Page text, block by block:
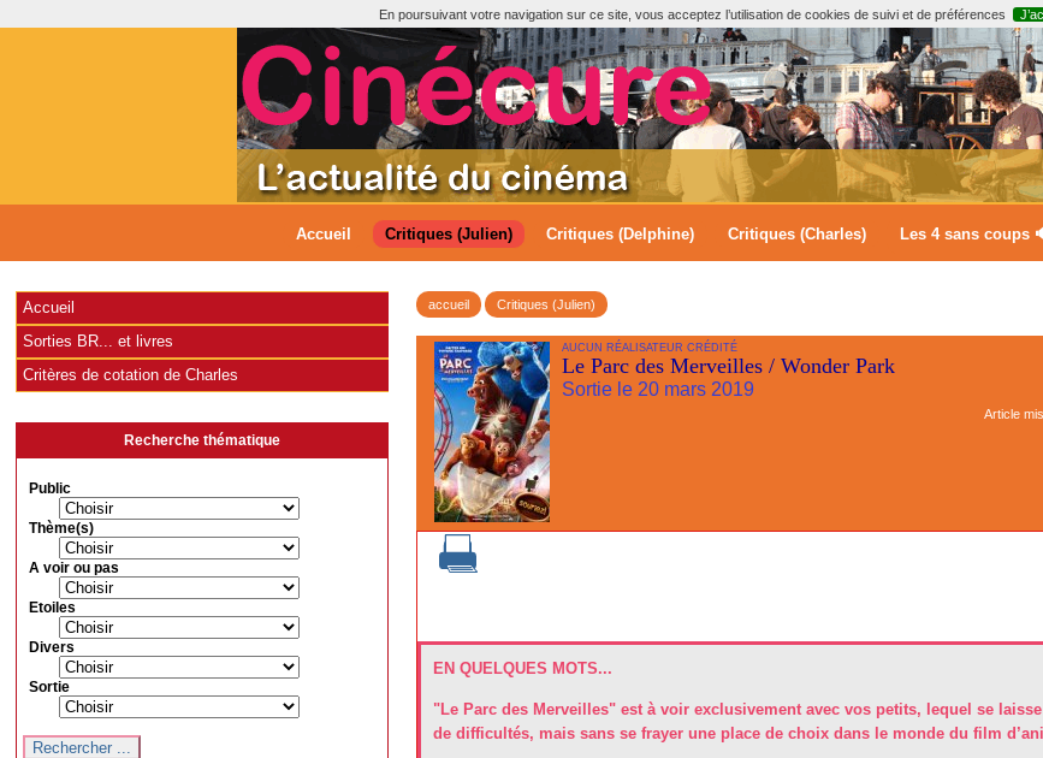
En poursuivant votre navigation sur ce site, vous acceptez l’utilisation de cookies de suivi et de préférences
Accueil Critiques (Julien) Critiques (Delphine) Critiques (Charles) Les 4 sans coups
accueil Critiques (Julien)
AUCUN RÉALISATEUR CRÉDITÉ
Le Parc des Merveilles / Wonder Park
Sortie le 20 mars 2019
Article
EN QUELQUES MOTS...
"Le Parc des Merveilles" est à voir exclusivement avec vos petits, lequel se
de difficultés, mais sans se frayer une place de choix dans le monde du film
Accueil
Sorties BR... et livres
Critères de cotation de Charles
Recherche thématique
Public
Thème(s)
A voir ou pas
Etoiles
Divers
Sortie